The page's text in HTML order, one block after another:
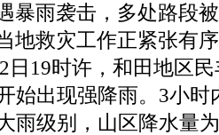
暴雨袭击，多处路段
地救灾工作正紧张有
日19时许，和田地区
始出现强降雨。3小时
雨级别，山区降水量